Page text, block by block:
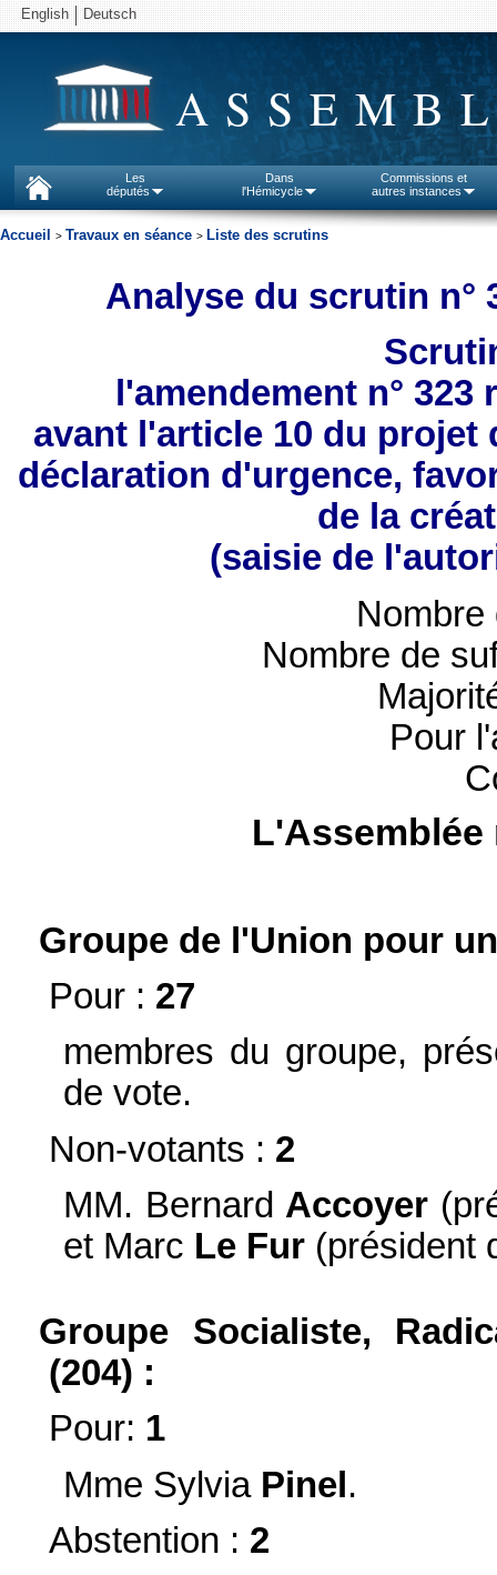
English Deutsch
Les
députés
Dans
l'Hémicycle
Commissions et
autres instances
Accueil > Travaux en séance > Liste des scrutins
Analyse du scrutin n°
l'amendement n°
avant l'article 10 du projet
déclaration d'urgence,
de la
(saisie de
Nombre de
Pour
L'Assemblée
Groupe de l'Union pour
Pour : 27
membres du groupe,
de vote.
Non-votants : 2
MM. Bernard Accoyer
et Marc Le Fur (président
Groupe Socialiste,
(204) :
Pour: 1
Mme Sylvia Pinel .
Abstention : 2